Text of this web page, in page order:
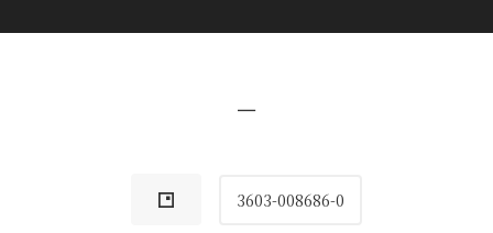
−
3603-008686-0